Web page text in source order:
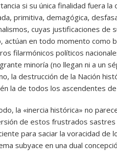
si su única finalidad fuera
primitiva, demagógica,
cuyas justificaciones de
actúan en todo momento como
filarmónicos políticos
minoría (no llegan ni a un
la destrucción de la Nación
la de todos los ascendentes
la «inercia histórica» no
de estos frustrados
para saciar la voracidad de
subyace en una dual